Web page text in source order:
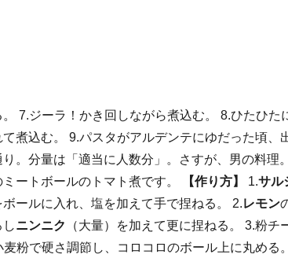
7.ジーラ！かき回しながら煮込む。 8.ひたひた
て煮込む。 9.パスタがアルデンテにゆだった頃
り。分量は「適当に人数分」。さすが、男の料理。
ミートボールのトマト煮です。
【作り方】 1.サル
ボールに入れ、塩を加えて手で捏ねる。 2.レモン
しニンニク （大量）を加えて更に捏ねる。 3.粉チ
粉で硬さ調節し、コロコロのボール上に丸める